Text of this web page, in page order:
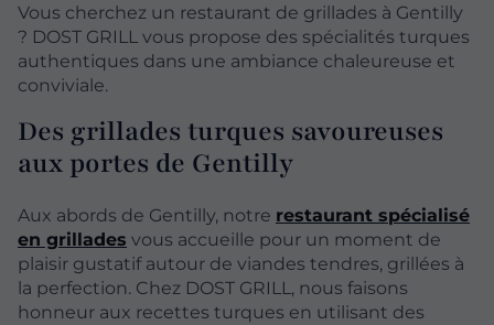
Vous cherchez un restaurant de grillades à Gentilly
? DOST GRILL vous propose des spécialités turques
authentiques dans une ambiance chaleureuse et
conviviale.
Des grillades turques savoureuses
aux portes de Gentilly
Aux abords de Gentilly, notre restaurant spécialisé
en grillades vous accueille pour un moment de
plaisir gustatif autour de viandes tendres, grillées à
la perfection. Chez DOST GRILL, nous faisons
honneur aux recettes turques en utilisant des